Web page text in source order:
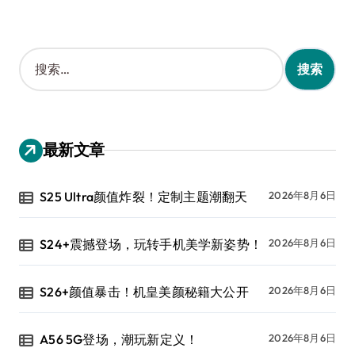
搜
索
：
最新文章
S25 Ultra颜值炸裂！定制主题潮翻天 2026年8月6日
S24+震撼登场，玩转手机美学新姿势！ 2026年8月6日
S26+颜值暴击！机皇美颜秘籍大公开 2026年8月6日
A56 5G登场，潮玩新定义！ 2026年8月6日